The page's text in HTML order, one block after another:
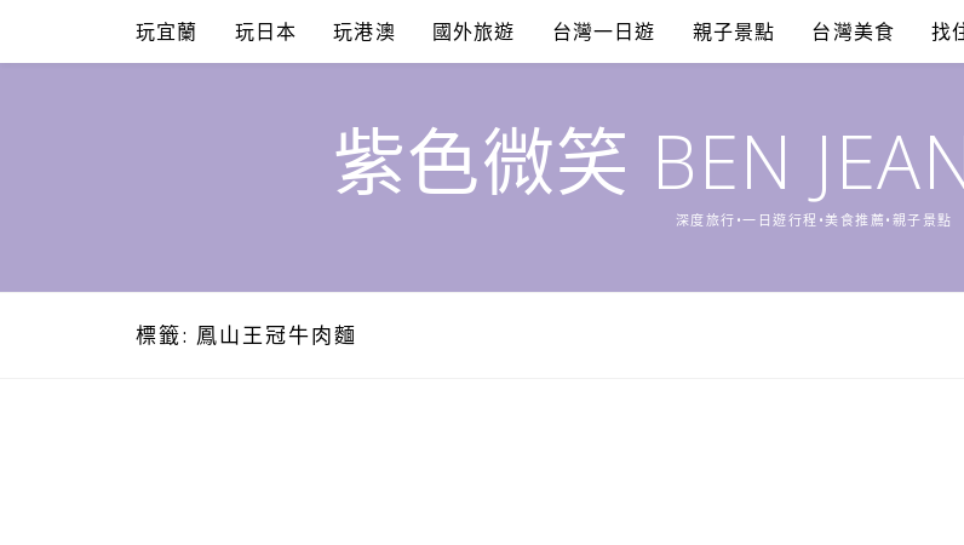
content
玩宜蘭 玩日本 玩港澳 國外旅遊 台灣一日遊 親子景點 台灣美食 找
紫色微笑 BEN
深度旅行•一日遊行程•美食推薦•親子景點
標籤: 鳳山王冠牛肉麵